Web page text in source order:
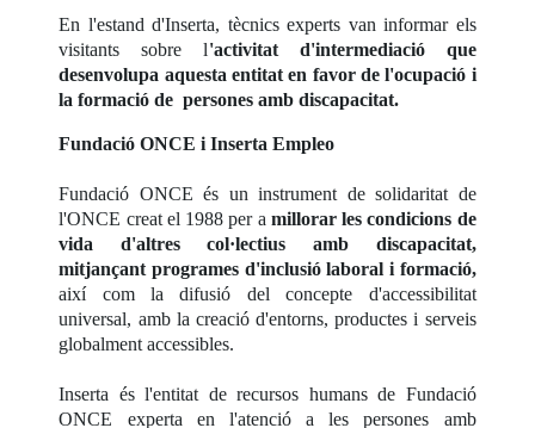
En l'estand d'Inserta, tècnics experts van informar els
visitants sobre l'activitat d'intermediació que
desenvolupa aquesta entitat en favor de l'ocupació i
la formació de persones amb discapacitat.
Fundació ONCE i Inserta Empleo
Fundació ONCE és un instrument de solidaritat de
l'ONCE creat el 1988 per a millorar les condicions de
vida d'altres col·lectius amb discapacitat,
mitjançant programes d'inclusió laboral i formació,
així com la difusió del concepte d'accessibilitat
universal, amb la creació d'entorns, productes i serveis
globalment accessibles.
Inserta és l'entitat de recursos humans de Fundació
ONCE experta en l'atenció a les persones amb